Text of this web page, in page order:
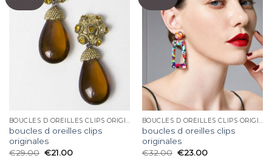
BOUCLES D OREILLES CLIPS ORIGINALES
boucles d oreilles clips
originales
€29.00 €21.00
BOUCLES D OREILLES CLIPS ORIGINALES
boucles d oreilles clips
originales
€32.00 €23.00